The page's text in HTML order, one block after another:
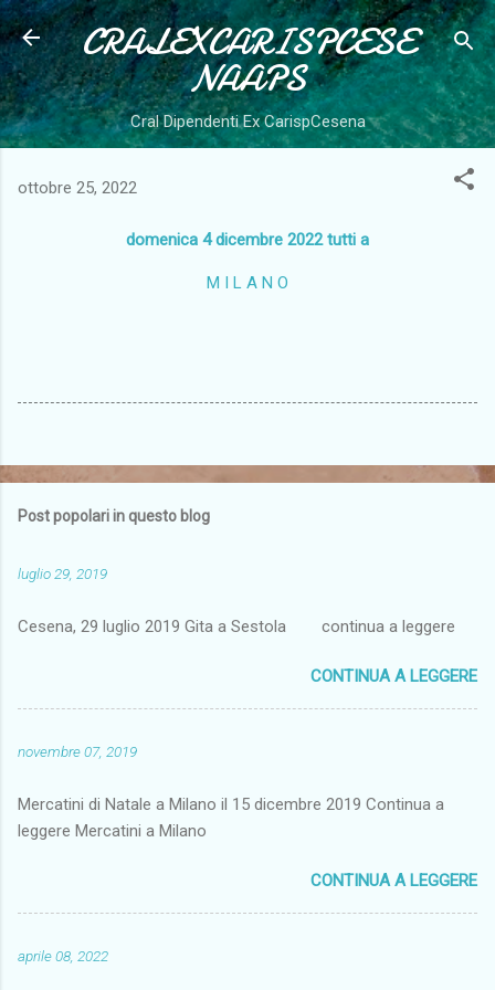
Passa ai contenuti principali
CRALEXCARISPCESE
NAAPS
Cral Dipendenti Ex CarispCesena
ottobre 25, 2022
domenica 4 dicembre 2022 tutti a
M I L A N O
Post popolari in questo blog
luglio 29, 2019
Cesena, 29 luglio 2019 Gita a Sestola continua a leggere
CONTINUA A LEGGERE
novembre 07, 2019
Mercatini di Natale a Milano il 15 dicembre 2019 Continua a
leggere Mercatini a Milano
CONTINUA A LEGGERE
aprile 08, 2022